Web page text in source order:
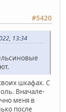
#5420
13:34
шкафах. С
Вначале-
меня в
после